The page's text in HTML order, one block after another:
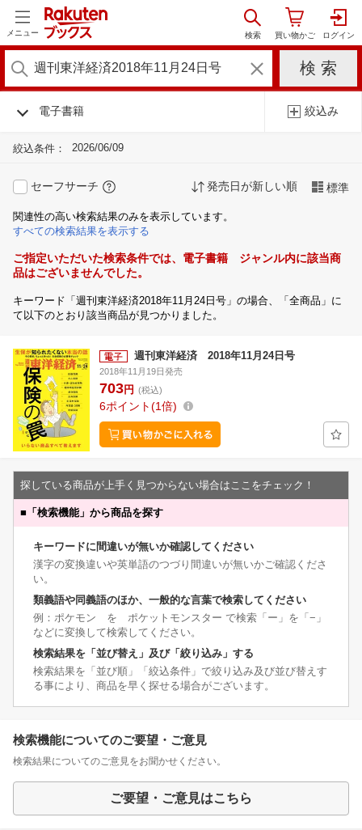
メニュー
電子書籍 絞込み
絞込条件： 2026/06/09
セーフサーチ 発売日が新しい順 標準
関連性の高い検索結果のみを表示しています。
すべての検索結果を表示する
ご指定いただいた検索条件では、電子書籍 ジャンル内に該当商
品はございませんでした。
キーワード「週刊東洋経済2018年11月24日号」の場合、「全商品」に
て以下のとおり該当商品が見つかりました。
週刊東洋経済 2018年11月24日号
2018年11月19日発売
703円 (税込)
6ポイント 1倍
探している商品が上手く見つからない場合はここをチェック！
■ 「検索機能」から商品を探す
キーワードに間違いが無いか確認してください
漢字の変換違いや英単語のつづり間違いが無いかご確認くださ
い。
類義語や同義語のほか、一般的な言葉で検索してください
例：ポケモン を ポケットモンスター で検索「ー」を「−」
などに変換して検索してください。
検索結果を「並び替え」及び「絞り込み」する
検索結果を「並び順」「絞込条件」で絞り込み及び並び替えす
る事により、商品を早く探せる場合がございます。
検索機能についてのご要望・ご意見
検索結果についてのご意見をお聞かせください。
ご要望・ご意見はこちら